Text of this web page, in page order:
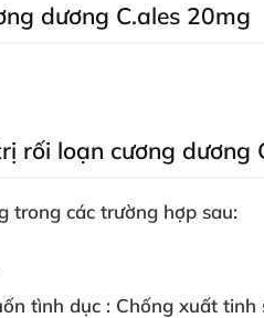
dương C.ales 20mg
rối loạn cương dương
trong các trường hợp sau:
tình dục : Chống xuất tinh